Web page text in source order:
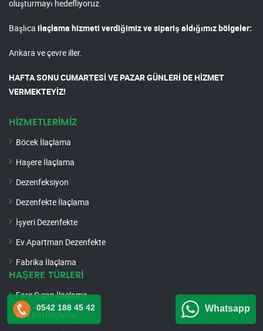
oluşturmayı hedefliyoruz.
Başlıca ilaçlama hizmeti verdiğimiz ve sipariş aldığımız bölgeler:
Ankara ve çevre iller.
HAFTA SONU CUMARTESİ VE PAZAR GÜNLERİ DE HİZMET
VERMEKTEYİZ!
HİZMETLERİMİZ
Böcek İlaçlama
Haşere İlaçlama
Dezenfeksiyon
Dezenfekte İlaçlama
İşyeri Dezenfekte
Ev Apartman Dezenfekte
Fabrika İlaçlama
HAŞERE TÜRLERİ
Fare Sıçan İlaçlama
Kuş Biti İlaçlama
0542 188 45 42 Whatsapp